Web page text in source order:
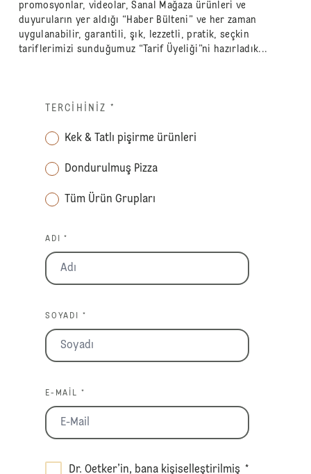
promosyonlar, videolar, Sanal Mağaza ürünleri ve
duyuruların yer aldığı “Haber Bülteni” ve her zaman
uygulanabilir, garantili, şık, lezzetli, pratik, seçkin
tariflerimizi sunduğumuz “Tarif Üyeliği”ni hazırladık...
TERCIHINIZ *
Kek & Tatlı pişirme ürünleri
Dondurulmuş Pizza
Tüm Ürün Grupları
ADI *
SOYADI *
E-MAIL *
Dr. Oetker’in, bana kişiselleştirilmiş *